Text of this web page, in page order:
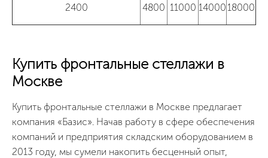
2400 4800 11000 14000 18000
Купить фронтальные стеллажи в
Москве
Купить фронтальные стеллажи в Москве предлагает
компания «Базис». Начав работу в сфере обеспечения
компаний и предприятия складским оборудованием в
2013 году, мы сумели накопить бесценный опыт,